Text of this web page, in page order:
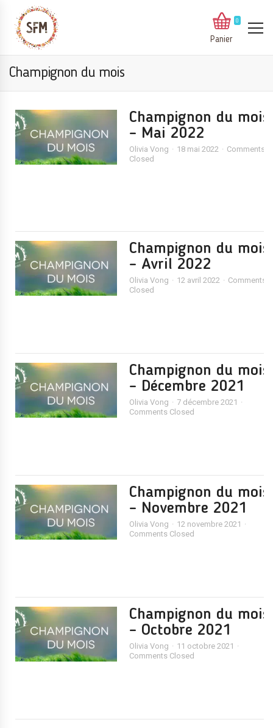
0
Panier
Champignon du mois
Champignon du mois
– Mai 2022
Olivia Vong 18 mai 2022
Comments
Closed
Champignon du mois
– Avril 2022
Olivia Vong 12 avril 2022
Comments
Closed
Champignon du mois
– Décembre 2021
Olivia Vong
7 décembre 2021
Comments Closed
Champignon du mois
– Novembre 2021
Olivia Vong
12 novembre 2021
Comments Closed
Champignon du mois
– Octobre 2021
Olivia Vong
11 octobre 2021
Comments Closed